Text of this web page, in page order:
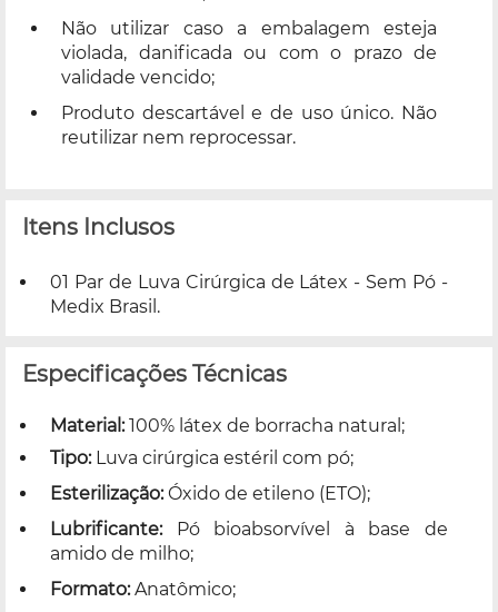
Não utilizar caso a embalagem esteja
violada, danificada ou com o prazo de
validade vencido;
Produto descartável e de uso único. Não
reutilizar nem reprocessar.
Itens Inclusos
01 Par de Luva Cirúrgica de Látex - Sem Pó -
Medix Brasil.
Especificações Técnicas
Material:100% látex de borracha natural;
Tipo:Luva cirúrgica estéril com pó;
Esterilização:Óxido de etileno (ETO);
Lubrificante:Pó bioabsorvível à base de
amido de milho;
Formato:Anatômico;